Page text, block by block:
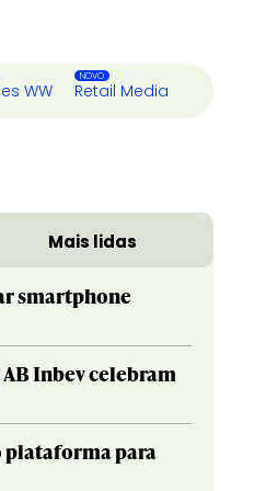
WW Retail Media
Mais lidas
smartphone
Inbev celebram
plataforma para